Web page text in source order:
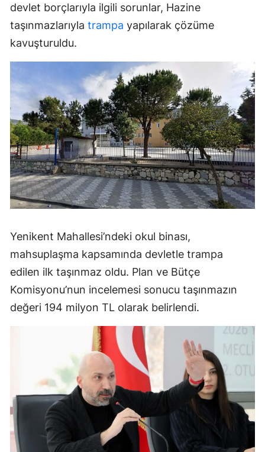
devlet borçlarıyla ilgili sorunlar, Hazine
taşınmazlarıyla trampa yapılarak çözüme
kavuşturuldu.
Yenikent Mahallesi’ndeki okul binası,
mahsuplaşma kapsamında devletle trampa
edilen ilk taşınmaz oldu. Plan ve Bütçe
Komisyonu’nun incelemesi sonucu taşınmazın
değeri 194 milyon TL olarak belirlendi.